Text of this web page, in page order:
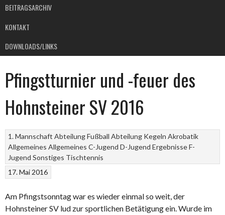
BEITRAGSARCHIV
KONTAKT
DOWNLOADS/LINKS
Pfingstturnier und -feuer des
Hohnsteiner SV 2016
1. Mannschaft Abteilung Fußball Abteilung Kegeln Akrobatik
Allgemeines Allgemeines C-Jugend D-Jugend ErgebnisseF-
Jugend Sonstiges Tischtennis
17. Mai 2016
Am Pfingstsonntag war es wieder einmal so weit, der
Hohnsteiner SV lud zur sportlichen Betätigung ein. Wurde im